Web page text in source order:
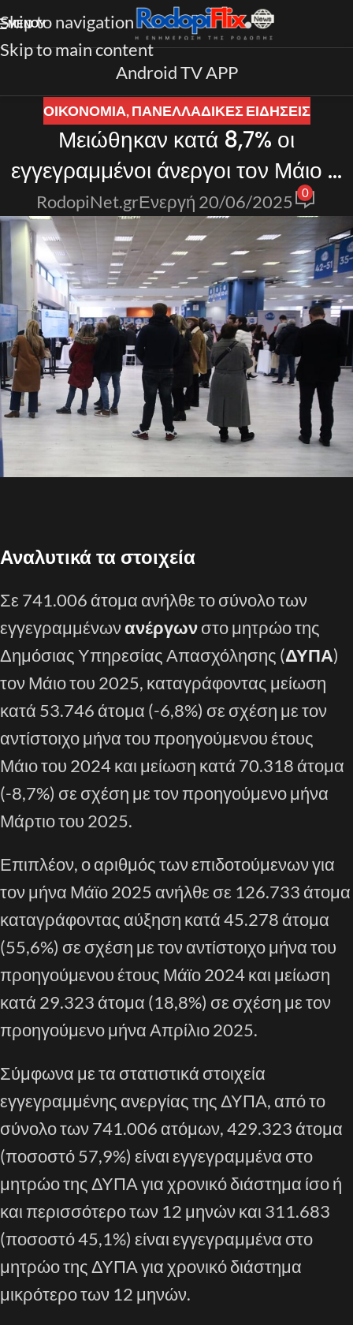
Skip to navigation
Skip to main content
ΜΕΝΟΎ
Android TV APP
ΟΙΚΟΝΟΜΙΑ,ΠΑΝΕΛΛΑΔΙΚΈΣ ΕΙΔΉΣΕΙΣ
Μειώθηκαν κατά 8,7% οι
εγγεγραμμένοι άνεργοι τον Μάιο –
News.gr
RodopiNet.grΕνεργή 20/06/2025 0
Αναλυτικά τα στοιχεία
Σε 741.006 άτομα ανήλθε το σύνολο των
εγγεγραμμένωνανέργωνστο μητρώο της
Δημόσιας Υπηρεσίας Απασχόλησης (ΔΥΠΑ)
τον Μάιο του 2025, καταγράφοντας μείωση
κατά 53.746 άτομα (-6,8%) σε σχέση με τον
αντίστοιχο μήνα του προηγούμενου έτους
Μάιο του 2024 και μείωση κατά 70.318 άτομα
(-8,7%) σε σχέση με τον προηγούμενο μήνα
Μάρτιο του 2025.
Επιπλέον, ο αριθμός των επιδοτούμενων για
τον μήνα Μάϊο 2025 ανήλθε σε 126.733 άτομα
καταγράφοντας αύξηση κατά 45.278 άτομα
(55,6%) σε σχέση με τον αντίστοιχο μήνα του
προηγούμενου έτους Μάϊο 2024 και μείωση
κατά 29.323 άτομα (18,8%) σε σχέση με τον
προηγούμενο μήνα Απρίλιο 2025.
Σύμφωνα με τα στατιστικά στοιχεία
εγγεγραμμένης ανεργίας της ΔΥΠΑ, από το
σύνολο των 741.006 ατόμων, 429.323 άτομα
(ποσοστό 57,9%) είναι εγγεγραμμένα στο
μητρώο της ΔΥΠΑ για χρονικό διάστημα ίσο ή
και περισσότερο των 12 μηνών και 311.683
(ποσοστό 45,1%) είναι εγγεγραμμένα στο
μητρώο της ΔΥΠΑ για χρονικό διάστημα
μικρότερο των 12 μηνών.